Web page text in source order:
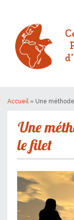
Accueil » Une
Une
le filet